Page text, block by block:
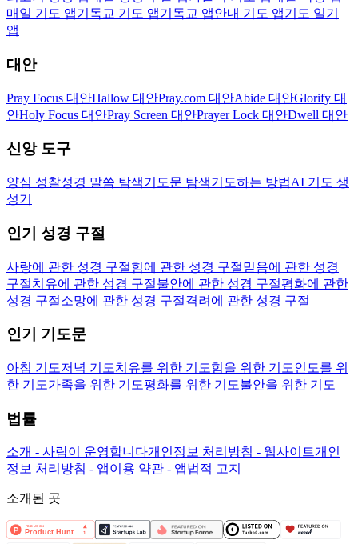
매일 기도 앱기독교 기도 앱기독교 앱안내 기도 앱기도 일기
앱
대안
Pray Focus 대안Hallow 대안Pray.com 대안Abide 대안Glorify 대
안Holy Focus 대안Pray Screen 대안Prayer Lock 대안Dwell 대안
신앙 도구
양심 성찰성경 말씀 탐색기도문 탐색기도하는 방법AI 기도 생
성기
인기 성경 구절
사랑에 관한 성경 구절힘에 관한 성경 구절믿음에 관한 성경
구절치유에 관한 성경 구절불안에 관한 성경 구절평화에 관한
성경 구절소망에 관한 성경 구절격려에 관한 성경 구절
인기 기도문
아침 기도저녁 기도치유를 위한 기도힘을 위한 기도인도를 위
한 기도가족을 위한 기도평화를 위한 기도불안을 위한 기도
법률
소개 - 사람이 운영합니다개인정보 처리방침 - 웹사이트개인
정보 처리방침 - 앱이용 약관 - 앱법적 고지
소개된 곳